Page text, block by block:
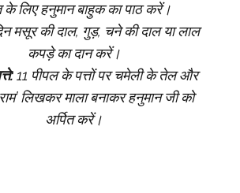
के लिए हनुमान बाहुक का पाठ करें।
मसूर की दाल, गुड़, चने की दाल या लाल
कपड़े का दान करें।
11 पीपल के पत्तों पर चमेली के तेल और
लिखकर माला बनाकर हनुमान जी को
अर्पित करें।